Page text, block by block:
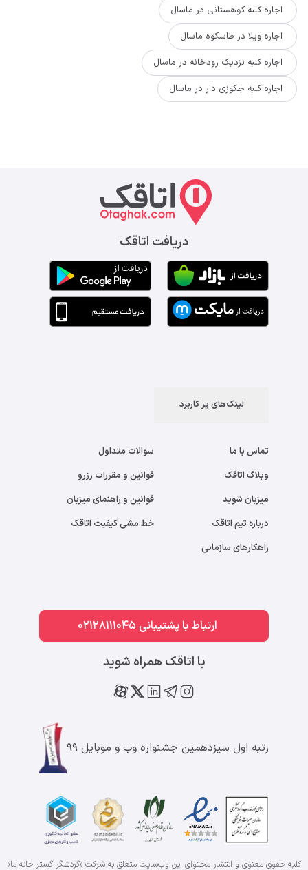
اجاره کلبه کوهستانی در ماسال
اجاره ویلا در طاسکوه ماسال
اجاره کلبه نزدیک رودخانه در ماسال
اجاره کلبه جکوزی دار در ماسال
دریافت اتاقک
لینک‌های پر کاربرد
تماس با ما
وبلاگ اتاقک
میزبان شوید
درباره تیم اتاقک
راهکارهای سازمانی
سوالات متداول
قوانین و مقررات رزرو
قوانین و راهنمای میزبان
خط مشی کیفیت اتاقک
ارتباط با پشتیبانی 02128111045
با اتاقک همراه شوید
رتبه اول سیزدهمین جشنواره وب و موبایل ۹۹
کلیه حقوق معنوی و انتشار محتوای این وب‌سایت متعلق به شرکت «گردشگر گستر خانه ما»